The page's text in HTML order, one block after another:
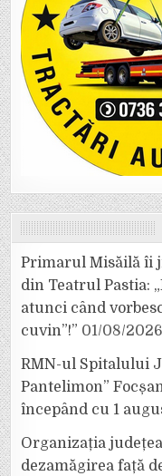
Primarul Misăilă îi
din Teatrul Pastia:
atunci când
cuvin”!” 01/08/2026
RMN-ul Spitalului
Pantelimon”
începând cu 1
Organizația
dezamăgirea față